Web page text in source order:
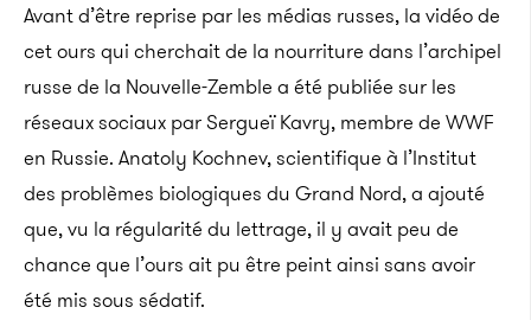
Avant d’être reprise par les médias russes, la vidéo de
cet ours qui cherchait de la nourriture dans l’archipel
russe de la Nouvelle-Zemble a été publiée sur les
réseaux sociaux par Sergueï Kavry, membre de WWF
en Russie. Anatoly Kochnev, scientifique à l’Institut
des problèmes biologiques du Grand Nord, a ajouté
que, vu la régularité du lettrage, il y avait peu de
chance que l’ours ait pu être peint ainsi sans avoir
été mis sous sédatif.